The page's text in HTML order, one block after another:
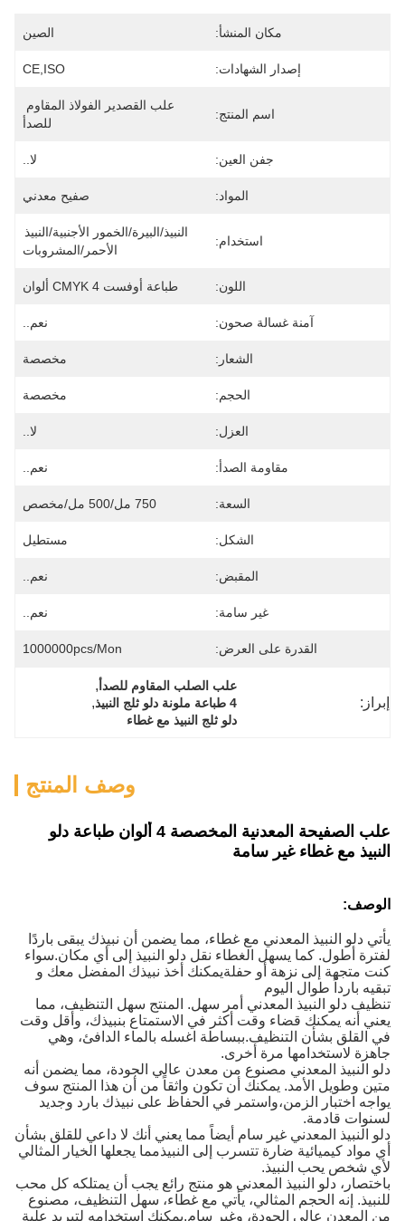
مكان المنشأ: الصين
إصدار الشهادات: CE,ISO
اسم المنتج:
للصدأ
جفن العين: لا..
المواد: صفيح معدني
استخدام:
الأحمر/المشروبات
اللون: طباعة أوفست CMYK 4 ألوان
آمنة غسالة صحون: نعم..
الشعار: مخصصة
الحجم: مخصصة
العزل: لا..
مقاومة الصدأ: نعم..
السعة: 750 مل/500 مل/مخصص
الشكل: مستطيل
المقبض: نعم..
غير سامة: نعم..
القدرة على العرض: 1000000pcs/mon
إبراز:
علب الصلب المقاوم للصدأ ,
4 طباعة ملونة دلو ثلج النبيذ ,
دلو ثلج النبيذ مع غطاء
وصف المنتج
علب الصفيحة المعدنية المخصصة 4 ألوان طباعة دلو
النبيذ مع غطاء غير سامة
الوصف:
يأتي دلو النبيذ المعدني مع غطاء، مما يضمن أن نبيذك يبقى باردًا
لفترة أطول. كما يسهل الغطاء نقل دلو النبيذ إلى أي مكان.سواء
كنت متجهة إلى نزهة أو حفلةيمكنك أخذ نبيذك المفضل معك و
تبقيه بارداً طوال اليوم
تنظيف دلو النبيذ المعدني أمر سهل. المنتج سهل التنظيف، مما
يعني أنه يمكنك قضاء وقت أكثر في الاستمتاع بنبيذك، وأقل وقت
في القلق بشأن التنظيف.ببساطة اغسله بالماء الدافئ، وهي
جاهزة لاستخدامها مرة أخرى.
دلو النبيذ المعدني مصنوع من معدن عالي الجودة، مما يضمن أنه
متين وطويل الأمد. يمكنك أن تكون واثقاً من أن هذا المنتج سوف
يواجه اختبار الزمن،واستمر في الحفاظ على نبيذك بارد وجديد
لسنوات قادمة.
دلو النبيذ المعدني غير سام أيضاً مما يعني أنك لا داعي للقلق بشأن
أي مواد كيميائية ضارة تتسرب إلى النبيذمما يجعلها الخيار المثالي
لأي شخص يحب النبيذ.
باختصار، دلو النبيذ المعدني هو منتج رائع يجب أن يمتلكه كل محب
للنبيذ. إنه الحجم المثالي، يأتي مع غطاء، سهل التنظيف، مصنوع
من المعدن عالي الجودة، وغير سام.يمكنك استخدامه لتبريد علبة